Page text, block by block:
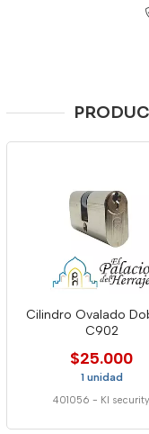
Cilindro Ovalado
C902
$25.000
1 unidad
401056 - Kl security